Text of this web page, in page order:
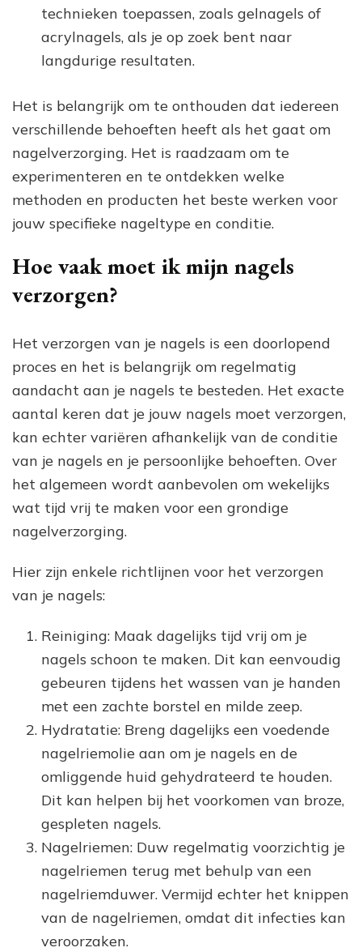
technieken toepassen, zoals gelnagels of
acrylnagels, als je op zoek bent naar
langdurige resultaten.
Het is belangrijk om te onthouden dat iedereen
verschillende behoeften heeft als het gaat om
nagelverzorging. Het is raadzaam om te
experimenteren en te ontdekken welke
methoden en producten het beste werken voor
jouw specifieke nageltype en conditie.
Hoe vaak moet ik mijn nagels
verzorgen?
Het verzorgen van je nagels is een doorlopend
proces en het is belangrijk om regelmatig
aandacht aan je nagels te besteden. Het exacte
aantal keren dat je jouw nagels moet verzorgen,
kan echter variëren afhankelijk van de conditie
van je nagels en je persoonlijke behoeften. Over
het algemeen wordt aanbevolen om wekelijks
wat tijd vrij te maken voor een grondige
nagelverzorging.
Hier zijn enkele richtlijnen voor het verzorgen
van je nagels:
Reiniging: Maak dagelijks tijd vrij om je
nagels schoon te maken. Dit kan eenvoudig
gebeuren tijdens het wassen van je handen
met een zachte borstel en milde zeep.
Hydratatie: Breng dagelijks een voedende
nagelriemolie aan om je nagels en de
omliggende huid gehydrateerd te houden.
Dit kan helpen bij het voorkomen van broze,
gespleten nagels.
Nagelriemen: Duw regelmatig voorzichtig je
nagelriemen terug met behulp van een
nagelriemduwer. Vermijd echter het knippen
van de nagelriemen, omdat dit infecties kan
veroorzaken.